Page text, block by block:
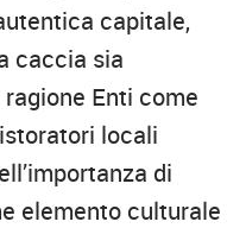
capitale,
caccia sia
Enti come
locali
di
elemento culturale